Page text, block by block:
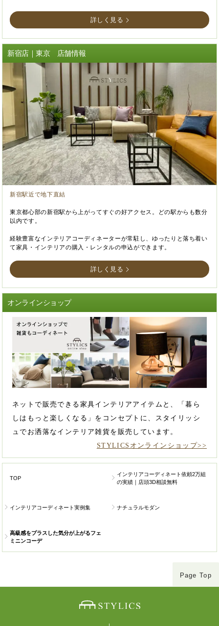
詳しく見る
新宿店｜東京 店舗情報
新宿駅近で地下直結
東京都心部の新宿駅から上がってすぐの好アクセス。どの駅からも数分
以内です。
経験豊富なインテリアコーディネーターが常駐し、ゆったりと落ち着い
て家具・インテリアの購入・レンタルの申込ができます。
詳しく見る
オンラインショップ
ネットで販売できる家具インテリアアイテムと、「暮ら
しはもっと楽しくなる」をコンセプトに、スタイリッシ
ュでお洒落なインテリア雑貨を販売しています。
STYLICSオンラインショップ>>
TOP
インテリアコーディネート依頼2万組
の実績｜店頭3D相談無料
インテリアコーディネート実例集 ナチュラルモダン
高級感をプラスした気分が上がるフェ
ミニンコーデ
Page Top